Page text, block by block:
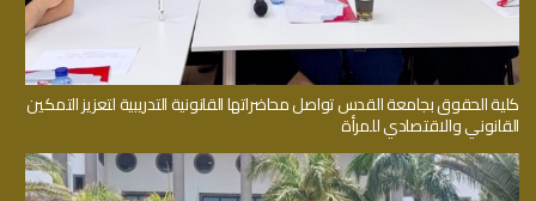
كلية الحقوق بجامعة القدس تواصل محاضراتها القانونية التدريبية لتعزيز التمكين
القانوني والاقتصادي للمرأة